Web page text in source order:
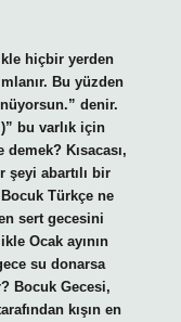
hiçbir yerden
Bu yüzden
denir.
bu varlık için
demek? Kısacası,
şeyi abartılı bir
Bocuk Türkçe ne
sert gecesini
Ocak ayının
su donarsa
Bocuk Gecesi,
kışın en